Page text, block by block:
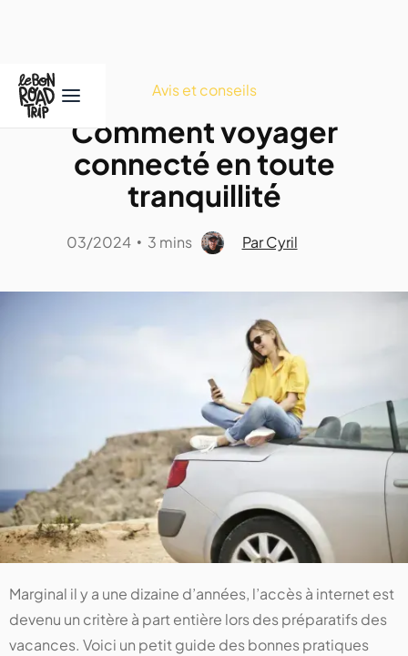
Avis et conseils
Comment voyager
connecté en toute
tranquillité
03/2024 • 3 mins Par Cyril
Marginal il y a une dizaine d’années, l’accès à internet est
devenu un critère à part entière lors des préparatifs des
vacances. Voici un petit guide des bonnes pratiques